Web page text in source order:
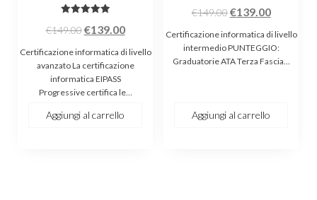
5.00
€149.00 Il
prezzo
originale
era:
€149.00.
€139.00Il
prezzo
attuale
€139.00.
Certificazione informatica di livello
avanzato La certificazione
informatica EIPASS
Progressive certifica le…
Aggiungi al carrello
5.00
€149.00Il
prezzo
originale
era:
€139.00Il
prezzo
attuale
è:
Certificazione informatica di livello
intermedio PUNTEGGIO:
Graduatorie ATA Terza Fascia…
Aggiungi al carrello